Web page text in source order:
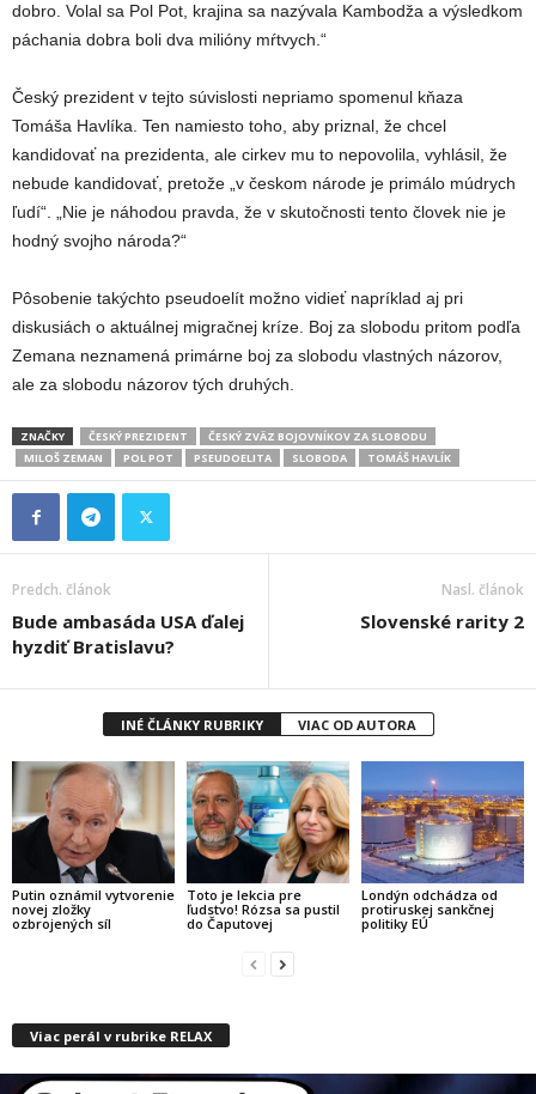
dobro. Volal sa Pol Pot, krajina sa nazývala Kambodža a výsledkom
páchania dobra boli dva milióny mŕtvych.“
Český prezident v tejto súvislosti nepriamo spomenul kňaza
Tomáša Havlíka. Ten namiesto toho, aby priznal, že chcel
kandidovať na prezidenta, ale cirkev mu to nepovolila, vyhlásil, že
nebude kandidovať, pretože „v českom národe je primálo múdrych
ľudí“. „Nie je náhodou pravda, že v skutočnosti tento človek nie je
hodný svojho národa?“
Pôsobenie takýchto pseudoelít možno vidieť napríklad aj pri
diskusiách o aktuálnej migračnej kríze. Boj za slobodu pritom podľa
Zemana neznamená primárne boj za slobodu vlastných názorov,
ale za slobodu názorov tých druhých.
ZNAČKY ČESKÝ PREZIDENT
ČESKÝ ZVÄZ BOJOVNÍKOV ZA SLOBODU
MILOŠ ZEMAN
POL POT PSEUDOELITA SLOBODA TOMÁŠ HAVLÍK
Predch. článok
Bude ambasáda USA ďalej
hyzdiť Bratislavu?
Nasl. článok
Slovenské rarity 2
INÉ ČLÁNKY RUBRIKY VIAC OD AUTORA
Putin oznámil vytvorenie
novej zložky
ozbrojených síl
Toto je lekcia pre
ľudstvo! Rózsa sa pustil
do Čaputovej
Londýn odchádza od
protiruskej sankčnej
politiky EÚ
Viac perál v rubrike RELAX